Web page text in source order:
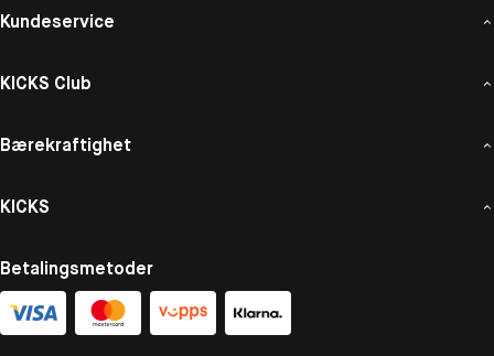
Kundeservice
KICKS Club
Bærekraftighet
KICKS
Betalingsmetoder